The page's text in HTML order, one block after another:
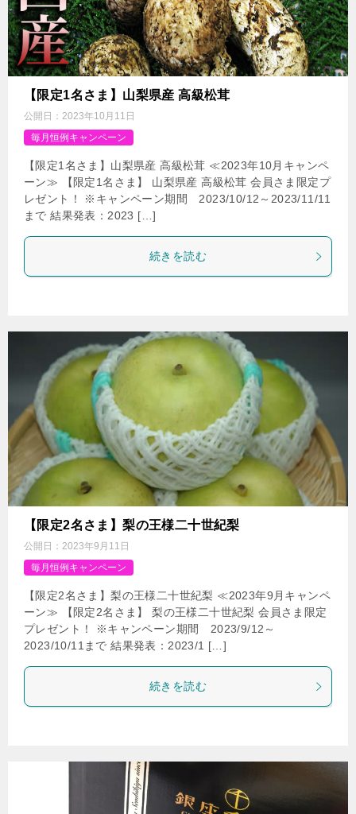
【限定1名さま】山梨県産 高級松茸
公開日： 2023年10月11日
毎月恒例キャンペーン
【限定1名さま】山梨県産 高級松茸 ≪2023年10月キャンペ
ーン≫ 【限定1名さま】 山梨県産 高級松茸 会員さま限定プ
レゼント！ ※キャンペーン期間 2023/10/12～2023/11/11
まで 結果発表：2023 […]
続きを読む
【限定2名さま】梨の王様二十世紀梨
公開日： 2023年9月11日
毎月恒例キャンペーン
【限定2名さま】梨の王様二十世紀梨 ≪2023年9月キャンペ
ーン≫ 【限定2名さま】 梨の王様二十世紀梨 会員さま限定
プレゼント！ ※キャンペーン期間 2023/9/12～
2023/10/11まで 結果発表：2023/1 […]
続きを読む